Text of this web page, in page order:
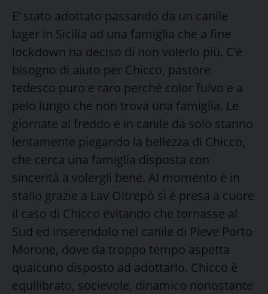
E’ stato adottato passando da un canile
lager in Sicilia ad una famiglia che a fine
lockdown ha deciso di non volerlo più. C’è
bisogno di aiuto per Chicco, pastore
tedesco puro e raro perché color fulvo e a
pelo lungo che non trova una famiglia. Le
giornate al freddo e in canile da solo stanno
lentamente piegando la bellezza di Chicco,
che cerca una famiglia disposta con
sincerità a volergli bene. Al momento è in
stallo grazie a Lav Oltrepò si é presa a cuore
il caso di Chicco evitando che tornasse al
Sud ed inserendolo nel canile di Pieve Porto
Morone, dove da troppo tempo aspetta
qualcuno disposto ad adottarlo. Chicco è
equilibrato, socievole, dinamico nonostante